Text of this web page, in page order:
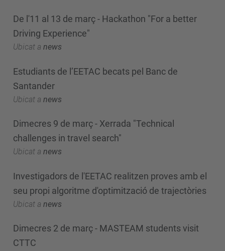
De l'11 al 13 de març - Hackathon "For a better
Driving Experience"
Ubicat a news
Estudiants de l’EETAC becats pel Banc de
Santander
Ubicat a news
Dimecres 9 de març - Xerrada "Technical
challenges in travel search"
Ubicat a news
Investigadors de l'EETAC realitzen proves amb el
seu propi algoritme d'optimització de trajectòries
Ubicat a news
Dimecres 2 de març - MASTEAM students visit
CTTC